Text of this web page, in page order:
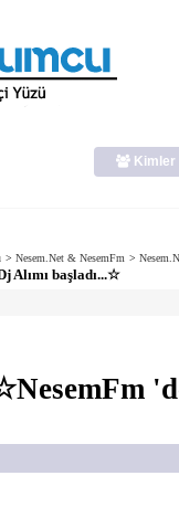
Kimler
> Nesem.Net & NesemFm >
Alımı başladı...☆